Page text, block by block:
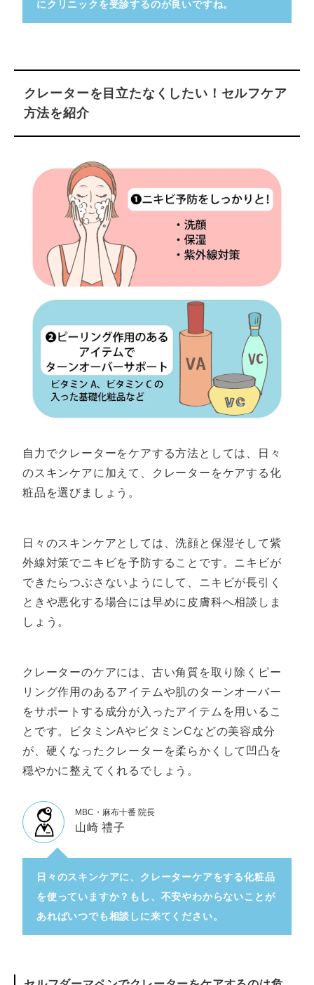
にクリニックを受診するのが良いですね。
クレーターを目立たなくしたい！セルフケア
方法を紹介
自力でクレーターをケアする方法としては、日々
のスキンケアに加えて、クレーターをケアする化
粧品を選びましょう。
日々のスキンケアとしては、洗顔と保湿そして紫
外線対策でニキビを予防することです。ニキビが
できたらつぶさないようにして、ニキビが長引く
ときや悪化する場合には早めに皮膚科へ相談しま
しょう。
クレーターのケアには、古い角質を取り除くピー
リング作用のあるアイテムや肌のターンオーバー
をサポートする成分が入ったアイテムを用いるこ
とです。ビタミンAやビタミンCなどの美容成分
が、硬くなったクレーターを柔らかくして凹凸を
穏やかに整えてくれるでしょう。
MBC・麻布十番 院長
山崎 禮子
日々のスキンケアに、クレーターケアをする化粧品
を使っていますか？もし、不安やわからないことが
あればいつでも相談しに来てください。